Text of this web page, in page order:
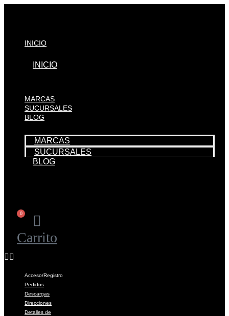
INICIO
INICIO
MARCAS
SUCURSALES
BLOG
MARCAS
SUCURSALES
BLOG
0
Carrito
Acceso/Registro
Pedidos
Descargas
Direcciones
Detalles de